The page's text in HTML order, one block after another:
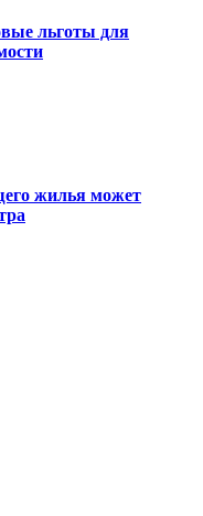
льготы для
жилья может